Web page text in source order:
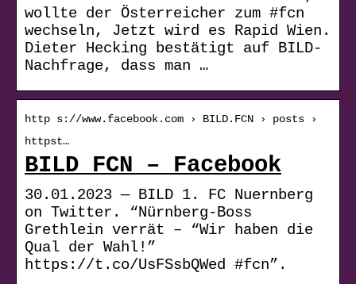
wollte der Österreicher zum #fcn
wechseln, Jetzt wird es Rapid Wien.
Dieter Hecking bestätigt auf BILD-
Nachfrage, dass man …
http s://www.facebook.com › BILD.FCN › posts ›
httpst…
BILD FCN – Facebook
30.01.2023 — BILD 1. FC Nuernberg
on Twitter. “Nürnberg-Boss
Grethlein verrät – “Wir haben die
Qual der Wahl!”
https://t.co/UsFSsbQWed #fcn”.